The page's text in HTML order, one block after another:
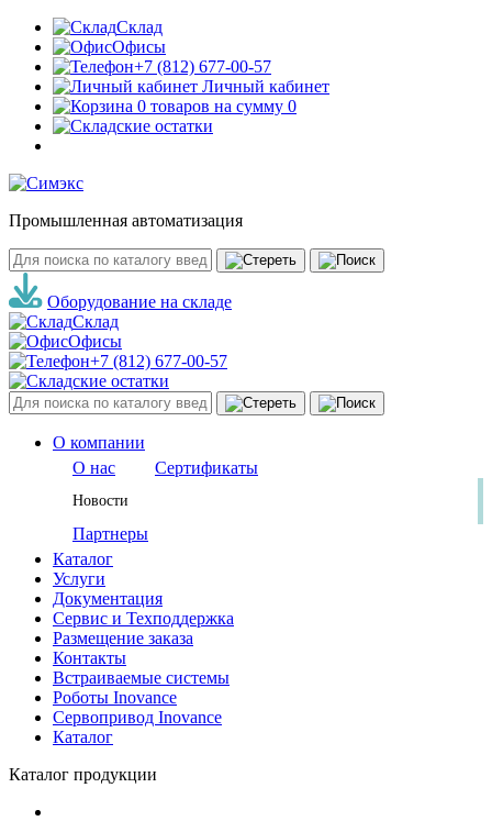
Склад
Офисы
+7 (812) 677-00-57
Личный кабинет
0 товаров на сумму 0
Промышленная автоматизация
Оборудование на складе
Склад
Офисы
+7 (812) 677-00-57
О компании
О нас
Сертификаты
Новости
Партнеры
Каталог
Услуги
Документация
Сервис и Техподдержка
Размещение заказа
Контакты
Встраиваемые системы
Роботы Inovance
Сервопривод Inovance
Каталог
Каталог продукции